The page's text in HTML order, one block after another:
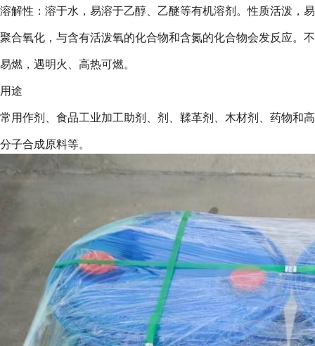
溶解性：溶于水，易溶于乙醇、乙醚等有机溶剂。性质活泼，易
聚合氧化，与含有活泼氧的化合物和含氮的化合物会发反应。不
易燃，遇明火、高热可燃。
用途
常用作剂、食品工业加工助剂、剂、鞣革剂、木材剂、药物和高
分子合成原料等。